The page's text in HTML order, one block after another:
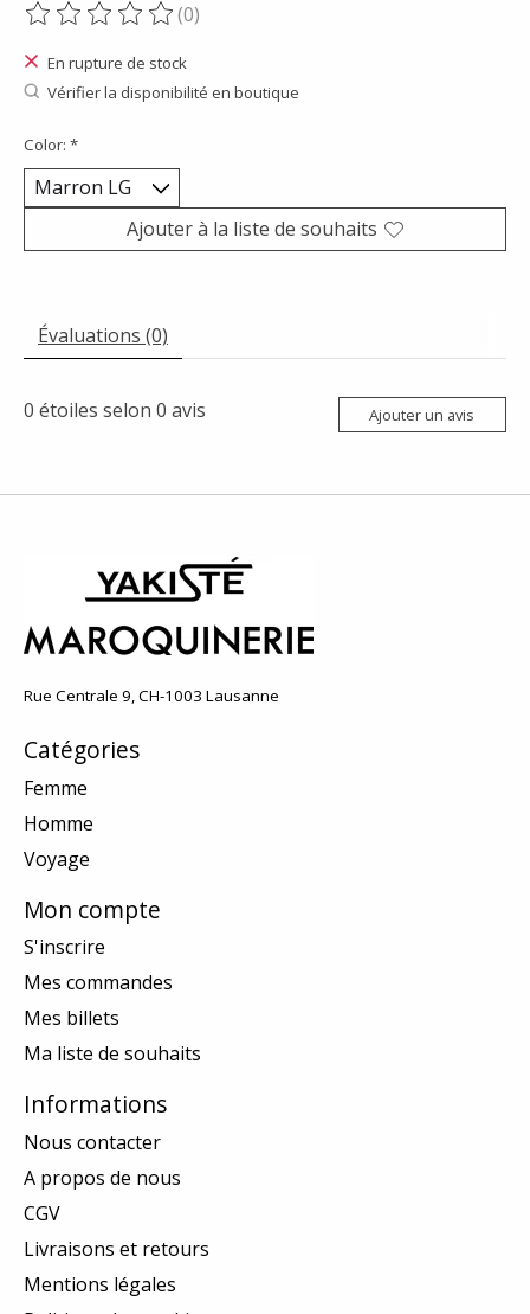
Ce produit est évalué à
(0)
En rupture de stock
Vérifier la disponibilité en boutique
Color: *
Ajouter à la liste de souhaits
Évaluations (0)
0 étoiles selon 0 avis Ajouter un avis
Rue Centrale 9, CH-1003 Lausanne
Catégories
Femme
Homme
Voyage
Mon compte
S'inscrire
Mes commandes
Mes billets
Ma liste de souhaits
Informations
Nous contacter
A propos de nous
CGV
Livraisons et retours
Mentions légales